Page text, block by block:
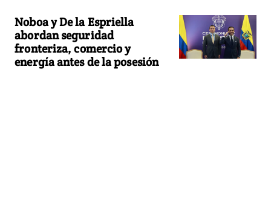
Noboa y De la Espriella
abordan seguridad
fronteriza, comercio y
energía antes de la posesión